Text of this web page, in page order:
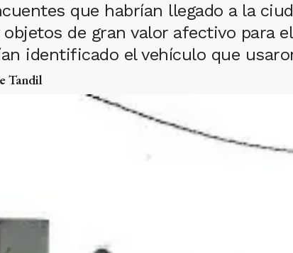
que habrían llegado a la
objetos de gran valor afectivo para
identificado el vehículo que
Tandil